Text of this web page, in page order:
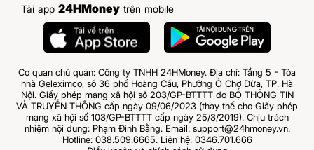
Tải app 24HMoney trên mobile
Cơ quan chủ quản: Công ty TNHH 24HMoney. Địa chỉ: Tầng 5 - Tòa
nhà Geleximco, số 36 phố Hoàng Cầu, Phường Ô Chợ Dừa, TP. Hà
Nội. Giấy phép mạng xã hội số 203/GP-BTTTT do BỘ THÔNG TIN
VÀ TRUYỀN THÔNG cấp ngày 09/06/2023 (thay thế cho Giấy phép
mạng xã hội số 103/GP-BTTTT cấp ngày 25/3/2019). Chịu trách
nhiệm nội dung: Phạm Đình Bằng. Email: support@24hmoney.vn.
Hotline: 038.509.6665. Liên hệ: 0346.701.666